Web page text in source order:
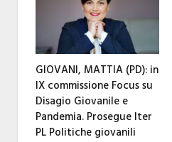
GIOVANI, MATTIA (PD): in
IX commissione Focus su
Disagio Giovanile e
Pandemia. Prosegue Iter
PL Politiche giovanili